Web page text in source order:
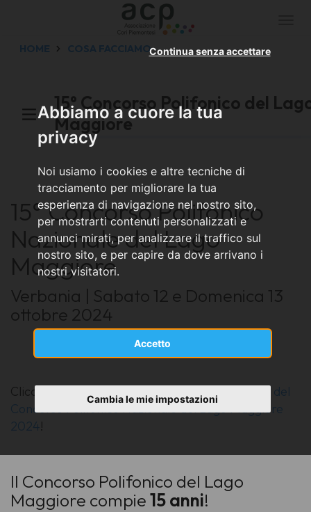
Abbiamo a cuore la tua
privacy
Noi usiamo i cookies e altre tecniche di
tracciamento per migliorare la tua
esperienza di navigazione nel nostro sito,
per mostrarti contenuti personalizzati e
annunci mirati, per analizzare il traffico sul
nostro sito, e per capire da dove arrivano i
nostri visitatori.
Accetto
Continua senza accettare
Cambia le mie impostazioni
HOME COSA FACCIAMO
15° Concorso Polifonico del
Maggiore
15° Concorso Polifonico
Nazionale del Lago
Maggiore
Verbania | Sabato 12 e Domenica 13
ottobre 2024
Clicca qui per sfogliare il programma completo del
Concorso Polifonico Nazionale del Lago Maggiore
2024!
Il Concorso Polifonico del Lago
Maggiore compie15 anni!